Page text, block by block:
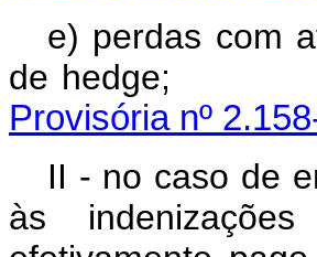
e) perdas com
de hedge;
Provisória nº
II - no caso de
às